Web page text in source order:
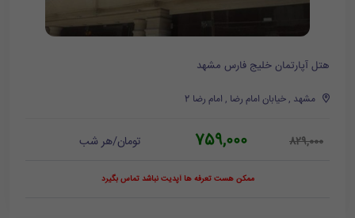
هتل آپارتمان خلیج فارس مشهد
مشهد , خیابان امام رضا , امام رضا 2
829,000
759,000 تومان/هر شب
ممکن هست تعرفه ها آپدیت نباشد تماس بگیرد